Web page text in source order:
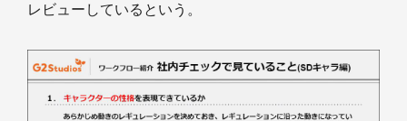
レビューしているという。